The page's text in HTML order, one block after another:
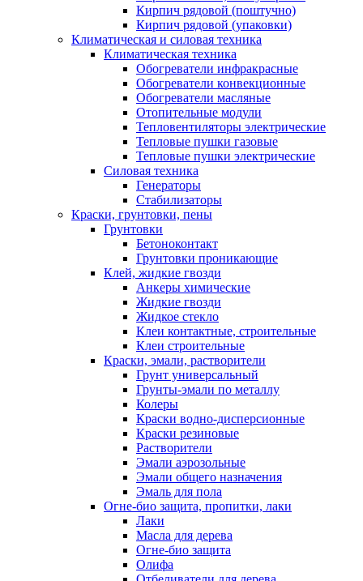
Кирпич рядовой (поштучно)
Кирпич рядовой (упаковки)
Климатическая и силовая техника
Климатическая техника
Обогреватели инфракрасные
Обогреватели конвекционные
Обогреватели масляные
Отопительные модули
Тепловентиляторы электрические
Тепловые пушки газовые
Тепловые пушки электрические
Силовая техника
Генераторы
Стабилизаторы
Краски, грунтовки, пены
Грунтовки
Бетоноконтакт
Грунтовки проникающие
Клей, жидкие гвозди
Анкеры химические
Жидкие гвозди
Жидкое стекло
Клеи контактные, строительные
Клеи строительные
Краски, эмали, растворители
Грунт универсальный
Грунты-эмали по металлу
Колеры
Краски водно-дисперсионные
Краски резиновые
Растворители
Эмали аэрозольные
Эмали общего назначения
Эмаль для пола
Огне-био защита, пропитки, лаки
Лаки
Масла для дерева
Огне-био защита
Олифа